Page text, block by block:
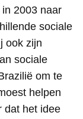
2003 naar
sociale
ook zijn
sociale
om te
helpen
dat het idee